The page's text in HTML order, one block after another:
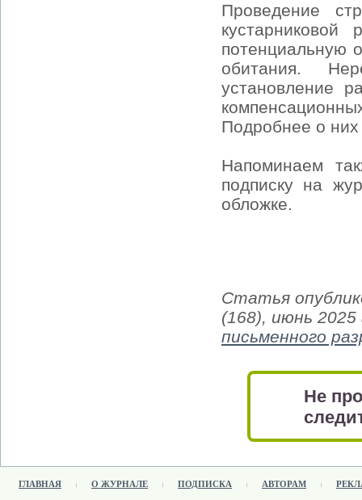
Проведение
кустарниковой
потенциальную
обитания.
установление
Подробнее о
Напоминаем
подписку на
обложке.
Статья
(168), июнь 2025
письменного
Не
ГЛАВНАЯ О ЖУРНАЛЕ ПОДПИСКА АВТОРАМ